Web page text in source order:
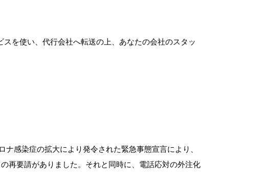
を使い、代行会社へ転送の上、あなたの会社のスタッ
感染症の拡大により発令された緊急事態宣言により、
再要請がありました。それと同時に、電話応対の外注化